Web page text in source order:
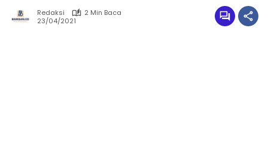
Redaksi
2 Min Baca
23/04/2021